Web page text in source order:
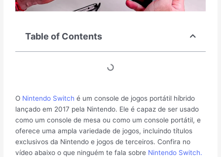
Table of Contents
O Nintendo Switch é um console de jogos portátil híbrido
lançado em 2017 pela Nintendo. Ele é capaz de ser usado
como um console de mesa ou como um console portátil, e
oferece uma ampla variedade de jogos, incluindo títulos
exclusivos da Nintendo e jogos de terceiros. Confira no
vídeo abaixo o que ninguém te fala sobre Nintendo Switch.